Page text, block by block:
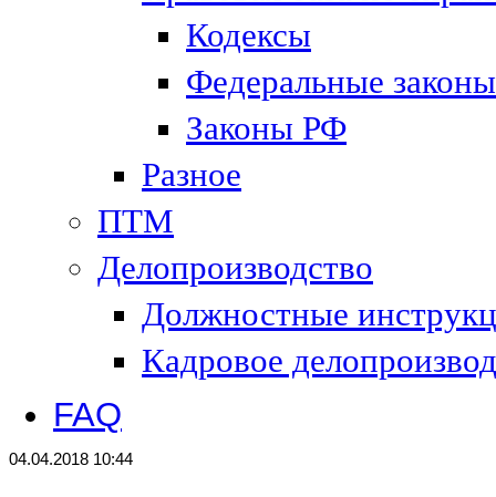
Кодексы
Федеральные законы
Законы РФ
Разное
ПТМ
Делопроизводство
Должностные
Кадровое
FAQ
04.04.2018 10:44